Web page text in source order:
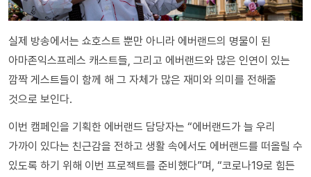
실제 방송에서는 쇼호스트 뿐만 아니라 에버랜드의 명물이 된
아마존익스프레스 캐스트들, 그리고 에버랜드와 많은 인연이 있는
깜짝 게스트들이 함께 해 그 자체가 많은 재미와 의미를 전해줄
것으로 보인다.
이번 캠페인을 기획한 에버랜드 담당자는 “에버랜드가 늘 우리
가까이 있다는 친근감을 전하고 생활 속에서도 에버랜드를 떠올릴 수
있도록 하기 위해 이번 프로젝트를 준비했다”며, “코로나19로 힘든